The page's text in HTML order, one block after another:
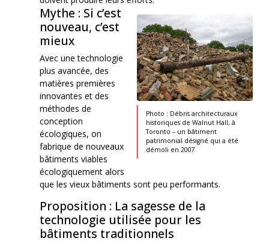
Photo : Débris architecturaux
historiques de Walnut Hall, à
Toronto – un bâtiment
patrimonial désigné qui a été
démoli en 2007
Mythe : Si c’est
nouveau, c’est
mieux
Avec une technologie
plus avancée, des
matières premières
innovantes et des
méthodes de
conception
écologiques, on
fabrique de nouveaux
bâtiments viables
écologiquement alors
que les vieux bâtiments sont peu performants.
Proposition : La sagesse de la
technologie utilisée pour les
bâtiments traditionnels